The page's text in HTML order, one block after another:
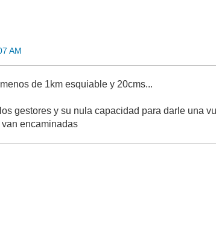
AM
de 1km esquiable y 20cms...
gestores y su nula capacidad para darle una
encaminadas